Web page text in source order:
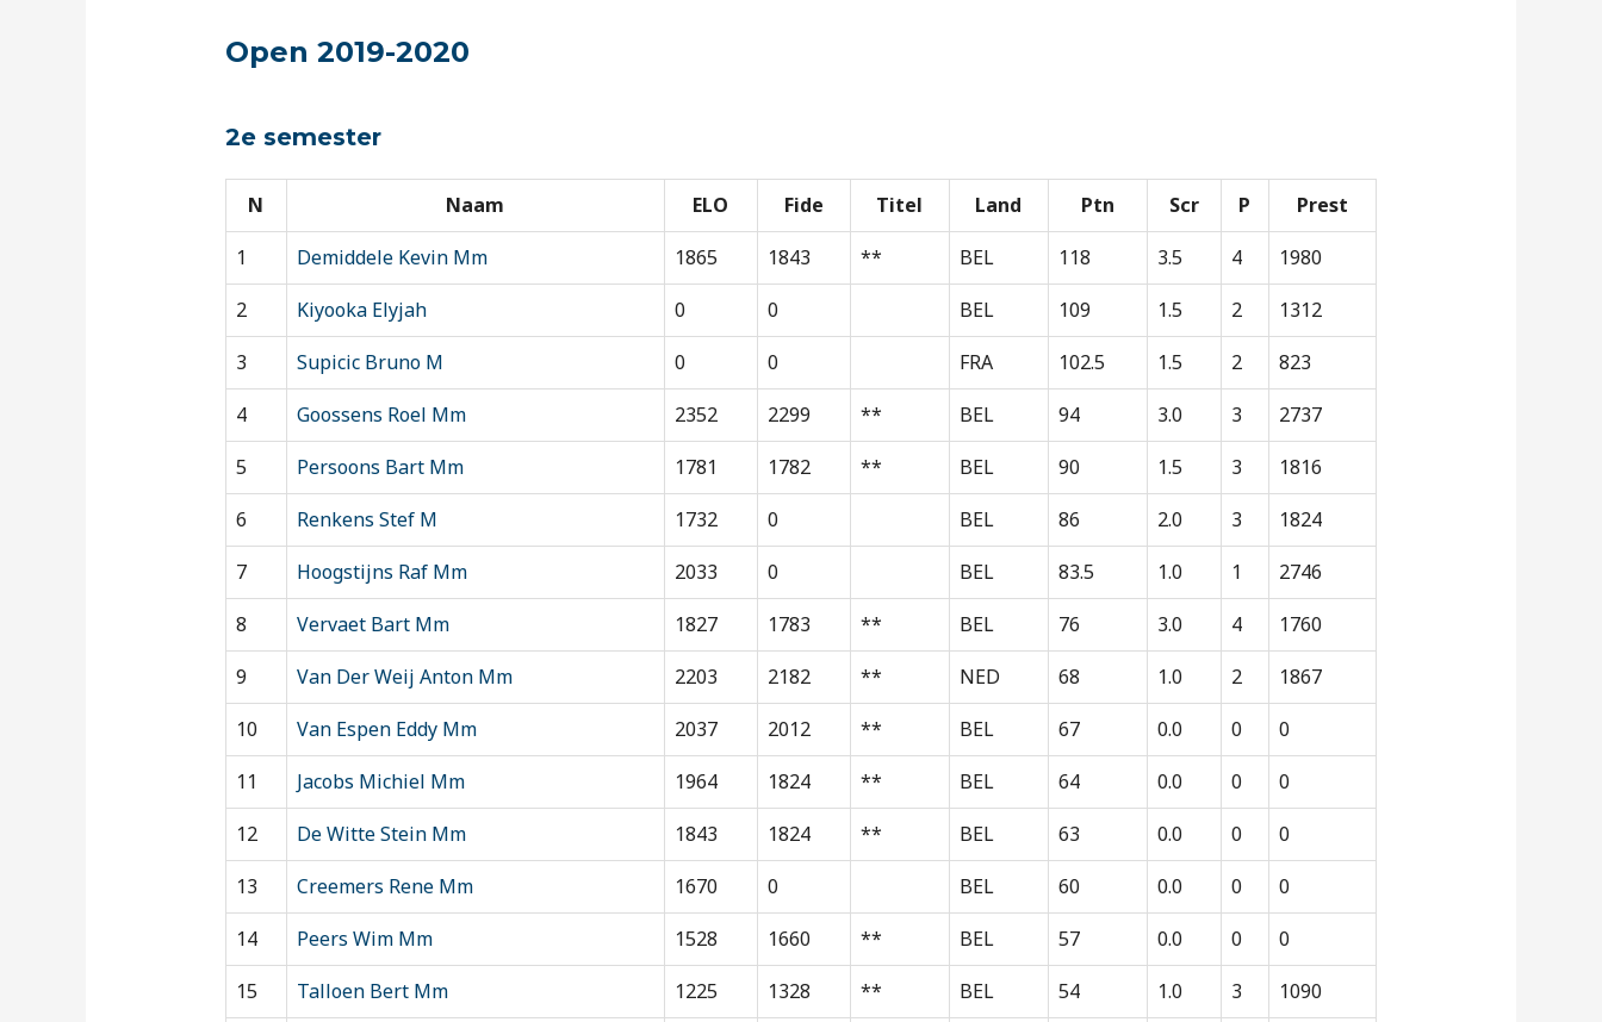
Open 2019-2020
2e semester
N Naam ELO Fide Titel Land Ptn Scr P
Prest
1
Demiddele Kevin Mm 1865 1843 ** BEL 118 3.5 4
1980
2
Kiyooka Elyjah 0 0 BEL 109 1.5 2
1312
3
Supicic Bruno M 0 0 FRA 102.5 1.5 2
823
4
Goossens Roel Mm 2352 2299 ** BEL 94 3.0 3
2737
5
Persoons Bart Mm 1781 1782 ** BEL 90 1.5 3
1816
6
Renkens Stef M 1732 0 BEL 86 2.0 3
1824
7
Hoogstijns Raf Mm 2033 0 BEL 83.5 1.0 1
2746
8
Vervaet Bart Mm 1827 1783 ** BEL 76 3.0 4
1760
9
Van Der Weij Anton Mm 2203 2182 ** NED 68 1.0 2
1867
10
Van Espen Eddy Mm 2037 2012 ** BEL 67 0.0 0
0
11
Jacobs Michiel Mm 1964 1824 ** BEL 64 0.0 0
0
12
De Witte Stein Mm 1843 1824 ** BEL 63 0.0 0
0
13
Creemers Rene Mm 1670 0 BEL 60 0.0 0
0
14
Peers Wim Mm 1528 1660 ** BEL 57 0.0 0
0
15
Talloen Bert Mm 1225 1328 ** BEL 54 1.0 3
1090